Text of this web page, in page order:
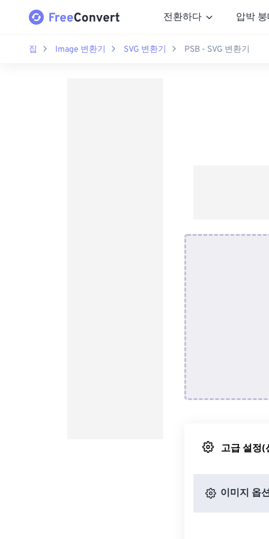
전환하다 압박
집 Image 변환기 SVG 변환기 PSB - SVG 변환기
고급 설정(
이미지 옵